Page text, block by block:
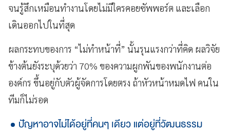
จนรู้สึกเหมือนทำงานโดยไม่มีใครคอยซัพพอร์ต และเลือก
เดินออกไปในที่สุด
ผลกระทบของการ “ไม่ทำหน้าที่” นั้นรุนแรงกว่าที่คิด ผลวิจัย
ข้างต้นยังระบุด้วยว่า 70% ของความผูกพันของพนักงานต่อ
องค์กร ขึ้นอยู่กับตัวผู้จัดการโดยตรง ถ้าหัวหน้าหมดไฟ คนใน
ทีมก็ไม่รอด
ปัญหาอาจไม่ได้อยู่ที่คนๆ เดียว แต่อยู่ที่วัฒนธรรม